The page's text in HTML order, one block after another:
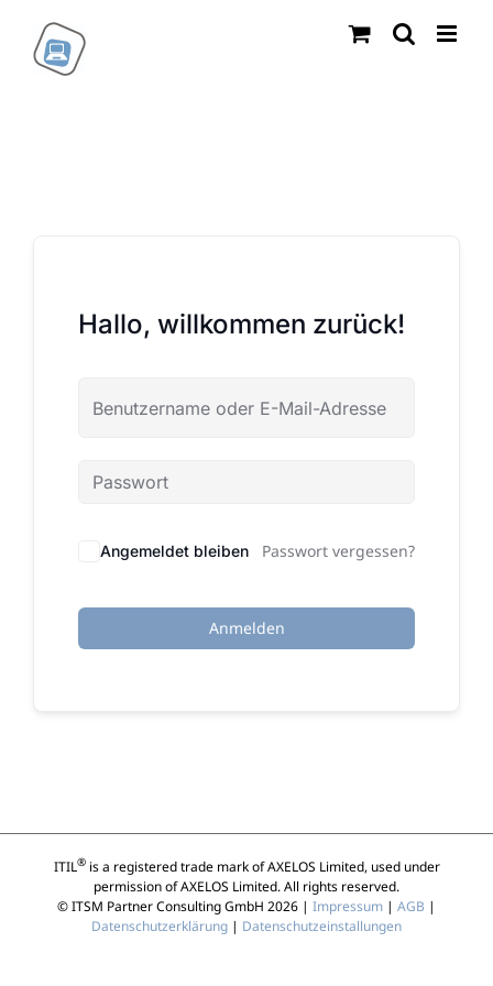
Inhalt
springen
Hallo, willkommen zurück!
Angemeldet bleiben Passwort vergessen?
Anmelden
ITIL®is a registered trade mark of AXELOS Limited, used under
permission of AXELOS Limited. All rights reserved.
© ITSM Partner Consulting GmbH 2026 | Impressum | AGB |
Datenschutzerklärung | Datenschutzeinstallungen